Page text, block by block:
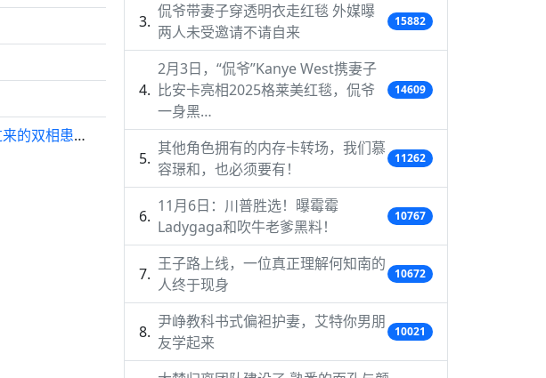
众所周知，刘旸教主作为一个过来的双相患者…
侃爷带妻子穿透明衣走红毯 外媒曝
两人未受邀请不请自来
15882
2月3日，“侃爷”Kanye West携妻子
比安卡亮相2025格莱美红毯，侃爷
一身黑…
14609
其他角色拥有的内存卡转场，我们慕
容璟和，也必须要有！
11262
11月6日：川普胜选！曝霉霉
Ladygaga和吹牛老爹黑料！
10767
王子路上线，一位真正理解何知南的
人终于现身
10672
尹峥教科书式偏袒护妻，艾特你男朋
友学起来
10021